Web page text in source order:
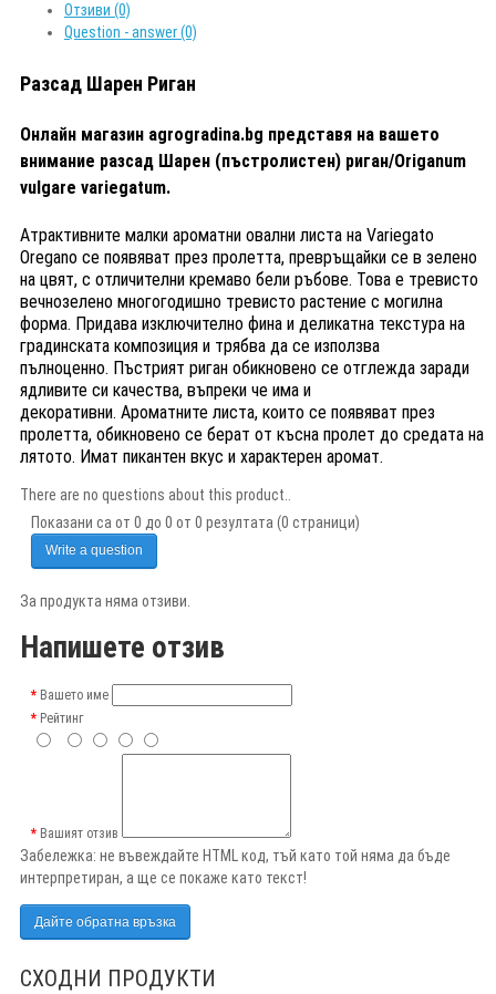
Отзиви (0)
Question - answer (0)
Разсад Шарен Риган
Онлайн магазин agrogradina.bg представя на вашето
внимание разсад Шарен (пъстролистен) риган/Оriganum
vulgare variegatum.
Атрактивните малки ароматни овални листа на Variegato
Oregano се появяват през пролетта, превръщайки се в зелено
на цвят, с отличителни кремаво бели ръбове. Това е тревисто
вечнозелено многогодишно тревисто растение с могилна
форма. Придава изключително фина и деликатна текстура на
градинската композиция и трябва да се използва
пълноценно. Пъстрият риган обикновено се отглежда заради
ядливите си качества, въпреки че има и
декоративни. Ароматните листа, които се появяват през
пролетта, обикновено се берат от късна пролет до средата на
лятото. Имат пикантен вкус и характерен аромат.
There are no questions about this product..
Показани са от 0 до 0 от 0 резултата (0 страници)
Write a question
За продукта няма отзиви.
Напишете отзив
Вашето име
Рейтинг
Вашият отзив
Забележка: не въвеждайте HTML код, тъй като той няма да бъде
интерпретиран, а ще се покаже като текст!
Дайте обратна връзка
СХОДНИ ПРОДУКТИ